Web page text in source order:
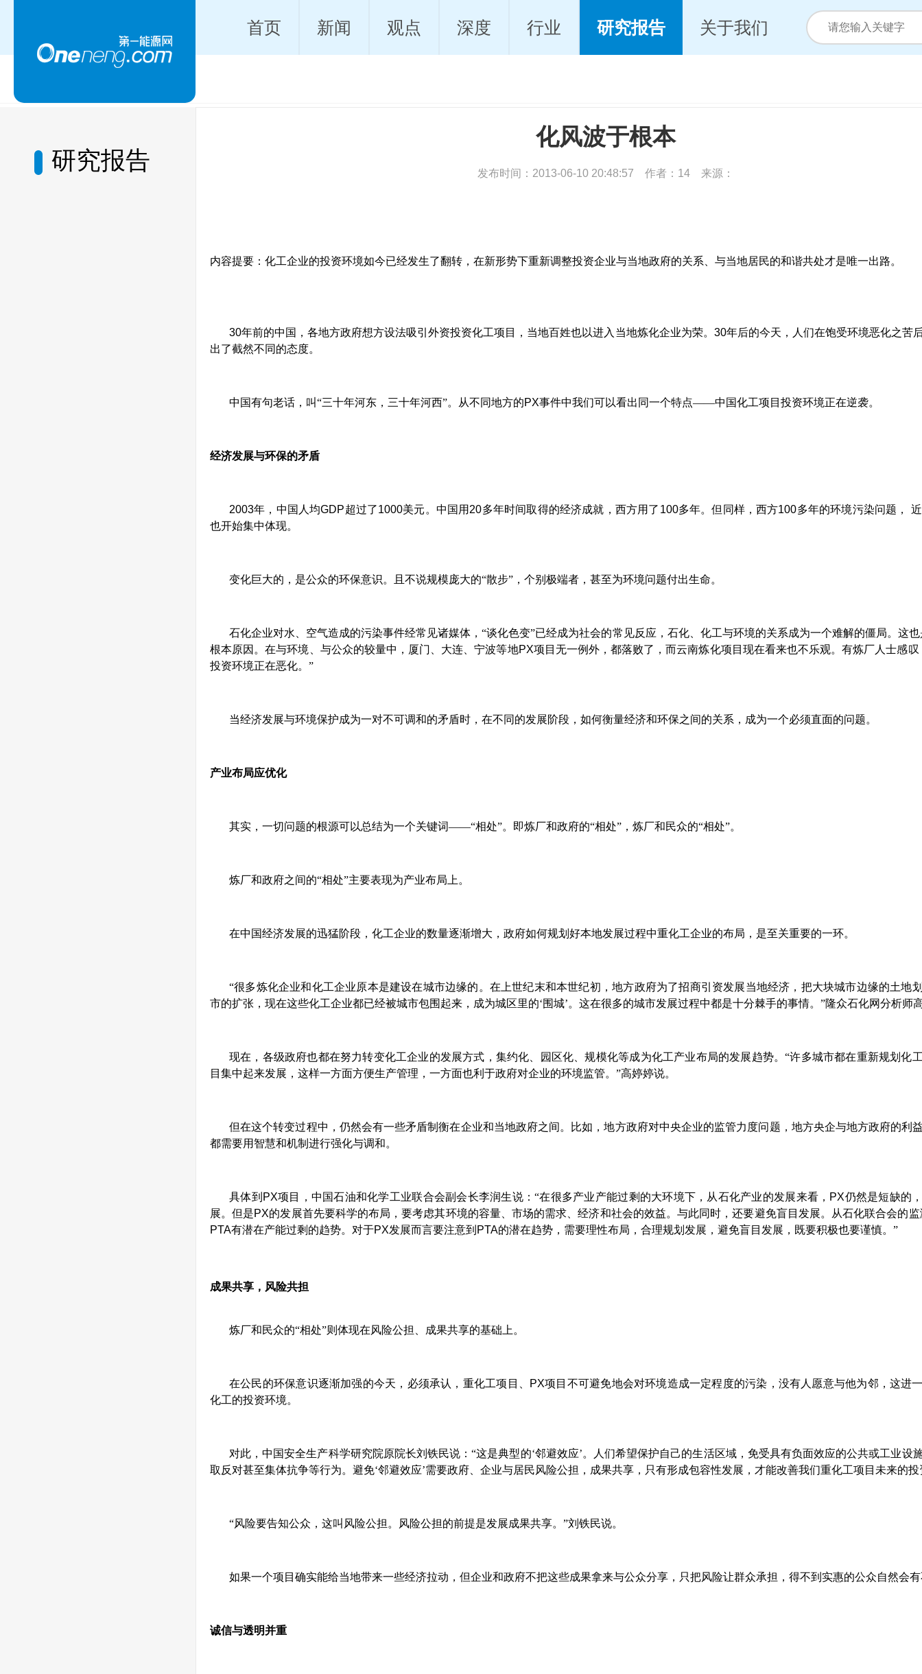
首页 新闻 观点 深度 行业 研究报告 关于我们
研究报告
化风波于根本
发布时间：2013-06-10 20:48:57 作者：14 来源：
内容提要：化工企业的投资环境如今已经发生了翻转，在新形势下重新调整投资企业与当地政府的关系、与当地居民的和谐共处才是唯一出路。
30年前的中国，各地方政府想方设法吸引外资投资化工项目，当地百姓也以进入当地炼化企业为荣。 30年后的今天，人们在饱受环境恶化之苦
出了截然不同的态度。
中国有句老话，叫“三十年河东，三十年河西”。从不同地方的PX事件中我们可以看出同一个特点——中国化工项目投资环境正在逆袭。
经济发展与环保的矛盾
2003年，中国人均GDP超过了1000美元。中国用 20多年时间取得的经济成就，西方用了 100多年。但同样，西方100多年的环境污染问题， 近
也开始集中体现。
变化巨大的，是公众的环保意识。且不说规模庞大的“散步”，个别极端者，甚至为环境问题付出生命。
石化企业对水、空气造成的污染事件经常见诸媒体，“谈化色变”已经成为社会的常见反应，石化、化工与环境的关系成为一个难解的僵局。这
根本原因。在与环境、与公众的较量中，厦门、大连、宁波等地PX项目无一例外，都落败了，而云南炼化项目现在看来也不乐观。有炼厂人士感叹
投资环境正在恶化。”
当经济发展与环境保护成为一对不可调和的矛盾时，在不同的发展阶段，如何衡量经济和环保之间的关系，成为一个必须直面的问题。
产业布局应优化
其实，一切问题的根源可以总结为一个关键词——“相处”。即炼厂和政府的“相处”，炼厂和民众的“相处”。
炼厂和政府之间的“相处”主要表现为产业布局上。
在中国经济发展的迅猛阶段，化工企业的数量逐渐增大，政府如何规划好本地发展过程中重化工企业的布局，是至关重要的一环。
“很多炼化企业和化工企业原本是建设在城市边缘的。在上世纪末和本世纪初，地方政府为了招商引资发展当地经济，把大块城市边缘的土地
市的扩张，现在这些化工企业都已经被城市包围起来，成为城区里的‘围城’。这在很多的城市发展过程中都是十分棘手的事情。”隆众石化网分析师
现在，各级政府也都在努力转变化工企业的发展方式，集约化、园区化、规模化等成为化工产业布局的发展趋势。“许多城市都在重新规划化
目集中起来发展，这样一方面方便生产管理，一方面也利于政府对企业的环境监管。”高婷婷说。
但在这个转变过程中，仍然会有一些矛盾制衡在企业和当地政府之间。比如，地方政府对中央企业的监管力度问题，地方央企与地方政府的利
都需要用智慧和机制进行强化与调和。
具体到 PX项目，中国石油和化学工业联合会副会长李润生说：“在很多产业产能过剩的大环境下，从石化产业的发展来看， PX仍然是短缺的
展。但是PX的发展首先要科学的布局，要考虑其环境的容量、市场的需求、经济和社会的效益。与此同时，还要避免盲目发展。从石化联合会的
PTA有潜在产能过剩的趋势。对于PX发展而言要注意到 PTA的潜在趋势，需要理性布局，合理规划发展，避免盲目发展，既要积极也要谨慎。”
成果共享，风险共担
炼厂和民众的“相处”则体现在风险公担、成果共享的基础上。
在公民的环保意识逐渐加强的今天，必须承认，重化工项目、 PX项目不可避免地会对环境造成一定程度的污染，没有人愿意与他为邻，这进
化工的投资环境。
对此，中国安全生产科学研究院原院长刘铁民说：“这是典型的‘邻避效应’。人们希望保护自己的生活区域，免受具有负面效应的公共或工业设
取反对甚至集体抗争等行为。避免‘邻避效应’需要政府、企业与居民风险公担，成果共享，只有形成包容性发展，才能改善我们重化工项目未来的投
“风险要告知公众，这叫风险公担。风险公担的前提是发展成果共享。”刘铁民说。
如果一个项目确实能给当地带来一些经济拉动，但企业和政府不把这些成果拿来与公众分享，只把风险让群众承担，得不到实惠的公众自然会
诚信与透明并重